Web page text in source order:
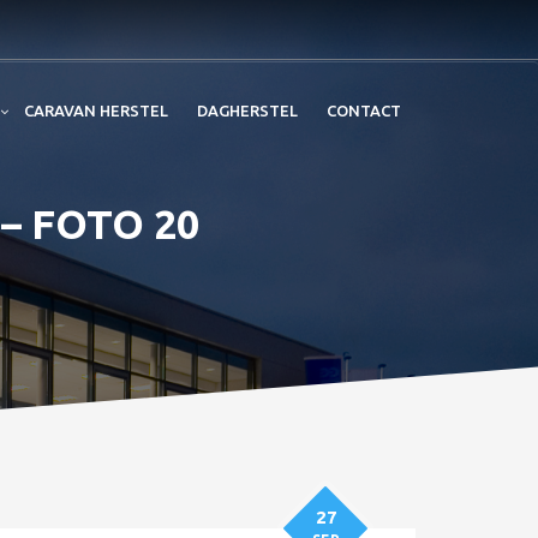
CARAVAN HERSTEL DAGHERSTEL CONTACT
FOTO 20
27